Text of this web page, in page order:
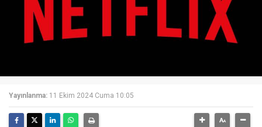
Yayınlanma: 11 Ekim 2024 Cuma 10:05